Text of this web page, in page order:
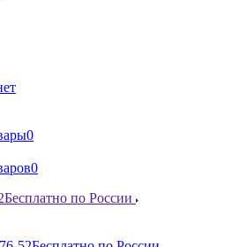
0
0
Бесплатно по России